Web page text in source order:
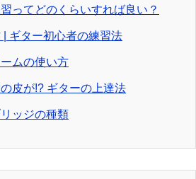
ってどのくらいすれば良い？
| ギター初心者の練習法
ムの使い方
皮が!? ギターの上達法
ッジの種類